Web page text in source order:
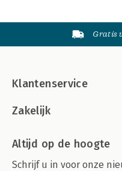
Gratis
Klantenservice
Zakelijk
Altijd op de hoogte
Schrijf u in voor onze